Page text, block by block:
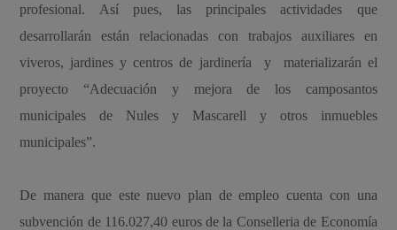
profesional. Así pues, las principales actividades que
desarrollarán están relacionadas con trabajos auxiliares en
viveros, jardines y centros de jardinería y materializarán el
proyecto “Adecuación y mejora de los camposantos
municipales de Nules y Mascarell y otros inmuebles
municipales”.
De manera que este nuevo plan de empleo cuenta con una
subvención de 116.027,40 euros de la Conselleria de Economía